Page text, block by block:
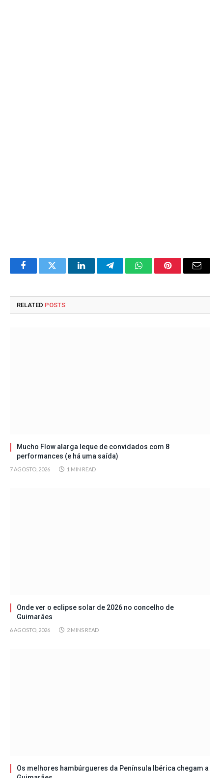
FacebookTwitter LinkedInTelegramWhatsAppPinterestEmail
RELATED POSTS
Mucho Flow alarga leque de convidados com 8
performances (e há uma saída)
7 AGOSTO, 2026 1 MIN READ
Onde ver o eclipse solar de 2026 no concelho de
Guimarães
6 AGOSTO, 2026 2 MINS READ
Os melhores hambúrgueres da Península Ibérica chegam a